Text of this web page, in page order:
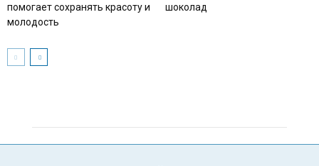
помогает сохранять красоту и
молодость
шоколад